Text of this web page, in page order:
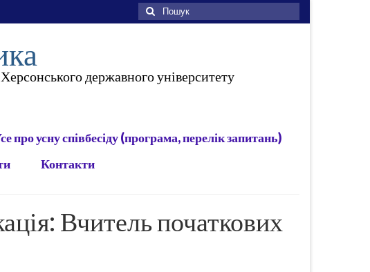
Пошук
для:
державного університету
про усну співбесіду (програма, перелік запитань)
Контакти
Вчитель початкових